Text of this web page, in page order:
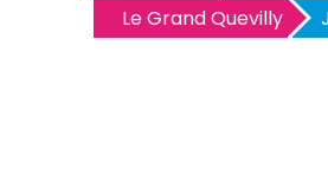
Le Grand Quevilly